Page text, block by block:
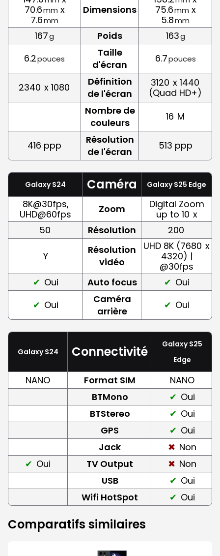
70.6mm x
7.6mm
Dimensions
75.6mm x
5.8mm
167g Poids 163g
6.2pouces
Taille
d'écran
6.7pouces
2340 x 1080
Définition
de l'écran
3120 x 1440
(Quad HD+)
Nombre de
couleurs
16 M
416 ppp
Résolution
de l'écran
513 ppp
Galaxy S24 Caméra Galaxy S25 Edge
8K@30fps,
UHD@60fps
Zoom
Digital Zoom
up to 10 x
50
Résolution 200
Y
Résolution
vidéo
UHD 8K (7680 x
4320) |
@30fps
Oui
Auto focus
Oui
Oui
Caméra
arrière
Oui
Galaxy S24 Connectivité
Galaxy S25
Edge
NANO Format SIM
NANO
BTMono
Oui
BTStereo
Oui
GPS
Oui
Jack
Non
Oui
TV Output
Non
USB
Oui
Wifi HotSpot
Oui
Comparatifs similaires